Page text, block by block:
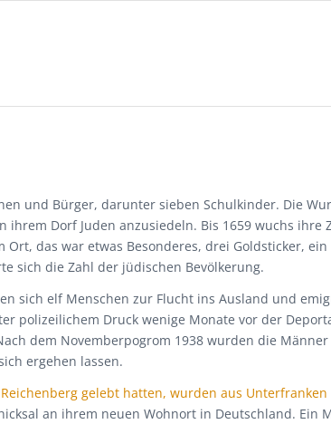
und Bürger, darunter sieben Schulkinder. Die
ihrem Dorf Juden anzusiedeln. Bis 1659 wuchs
das war etwas Besonderes, drei Goldsticker,
sich die Zahl der jüdischen Bevölkerung.
sich elf Menschen zur Flucht ins Ausland und
polizeilichem Druck wenige Monate vor der
dem Novemberpogrom 1938 wurden die
ergehen lassen.
gelebt hatten, wurden aus
an ihrem neuen Wohnort in Deutschland.